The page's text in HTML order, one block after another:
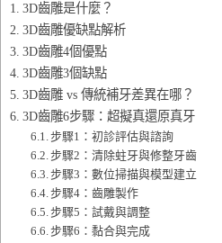
3D齒雕是什麼？
3D齒雕優缺點解析
3D齒雕4個優點
3D齒雕3個缺點
3D齒雕 vs 傳統補牙差異在哪？
3D齒雕6步驟：超擬真還原真牙
步驟1：初診評估與諮詢
步驟2：清除蛀牙與修整牙齒
步驟3：數位掃描與模型建立
步驟4：齒雕製作
步驟5：試戴與調整
步驟6：黏合與完成